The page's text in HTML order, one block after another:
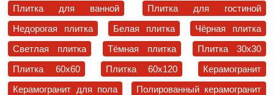
Плитка для ванной
Плитка для гостиной
Недорогая плитка
Белая плитка
Чёрная плитка
Светлая плитка
Тёмная плитка
Плитка 30x30
Плитка 60x60
Плитка 60x120
Керамогранит
Керамогранит для пола
Полированный керамогранит